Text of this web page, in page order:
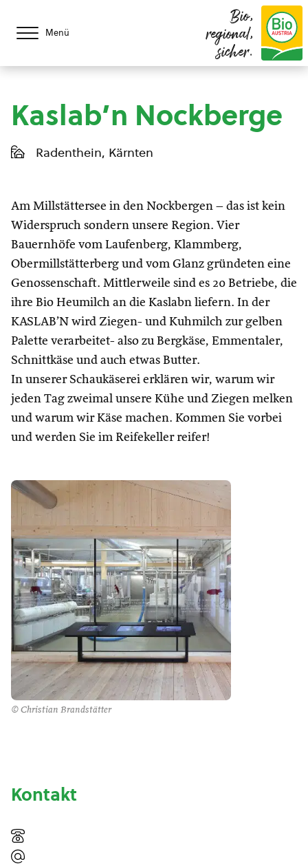
Menü
Bio,
regional,
sicher.
Kaslab’n Nockberge
Radenthein, Kärnten
Am Millstättersee in den Nockbergen – das ist kein
Widerspruch sondern unsere Region. Vier
Bauernhöfe vom Laufenberg, Klammberg,
Obermillstätterberg und vom Glanz gründeten eine
Genossenschaft. Mittlerweile sind es 20 Betriebe, die
ihre Bio Heumilch an die Kaslabn liefern. In der
KASLAB’N wird Ziegen- und Kuhmilch zur gelben
Palette verarbeitet- also zu Bergkäse, Emmentaler,
Schnittkäse und auch etwas Butter.
In unserer Schaukäserei erklären wir, warum wir
jeden Tag zweimal unsere Kühe und Ziegen melken
und warum wir Käse machen. Kommen Sie vorbei
und werden Sie im Reifekeller reifer!
© Christian Brandstätter
Kontakt